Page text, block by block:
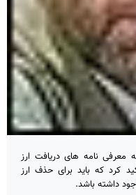
معرفی نامه های دریافت ارز
کرد که باید برای حذف ارز
داشته باشد.